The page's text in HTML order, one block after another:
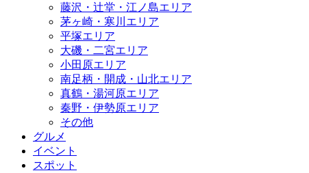
藤沢・辻堂・江ノ島エリア
茅ヶ崎・寒川エリア
平塚エリア
大磯・二宮エリア
小田原エリア
南足柄・開成・山北エリア
真鶴・湯河原エリア
秦野・伊勢原エリア
その他
グルメ
イベント
スポット